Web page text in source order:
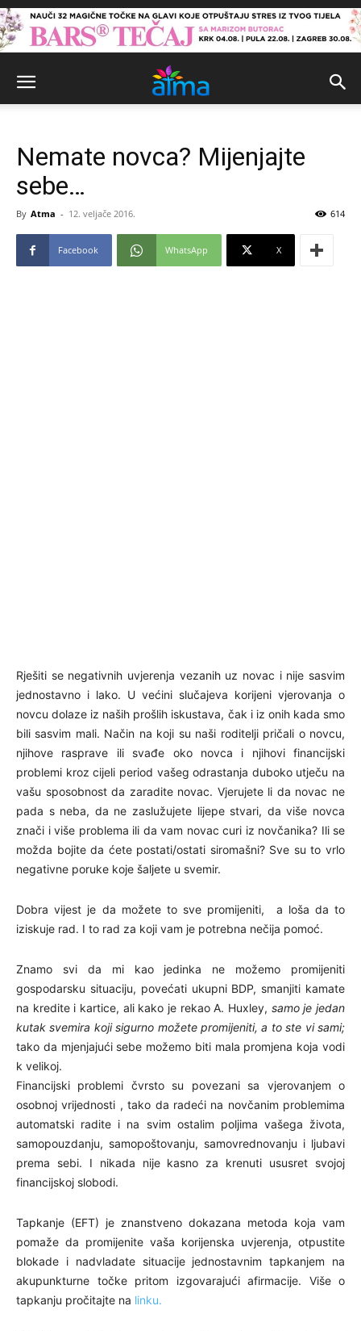
Nemate novca? Mijenjajte
sebe…
By Atma - 12. veljače 2016. 614
Facebook WhatsApp X
Rješiti se negativnih uvjerenja vezanih uz novac i nije sasvim
jednostavno i lako. U većini slučajeva korijeni vjerovanja o
novcu dolaze iz naših prošlih iskustava, čak i iz onih kada smo
bili sasvim mali. Način na koji su naši roditelji pričali o novcu,
njihove rasprave ili svađe oko novca i njihovi financijski
problemi kroz cijeli period vašeg odrastanja duboko utječu na
vašu sposobnost da zaradite novac. Vjerujete li da novac ne
pada s neba, da ne zaslužujete lijepe stvari, da više novca
znači i više problema ili da vam novac curi iz novčanika? Ili se
možda bojite da ćete postati/ostati siromašni? Sve su to vrlo
negativne poruke koje šaljete u svemir.
Dobra vijest je da možete to sve promijeniti, a loša da to
iziskuje rad. I to rad za koji vam je potrebna nečija pomoć.
Znamo svi da mi kao jedinka ne možemo promijeniti
gospodarsku situaciju, povećati ukupni BDP, smanjiti kamate
na kredite i kartice, ali kako je rekao A. Huxley, samo je jedan
kutak svemira koji sigurno možete promijeniti, a to ste vi sami;
tako da mjenjajući sebe možemo biti mala promjena koja vodi
k velikoj.
Financijski problemi čvrsto su povezani sa vjerovanjem o
osobnoj vrijednosti , tako da radeći na novčanim problemima
automatski radite i na svim ostalim poljima vašega života,
samopouzdanju, samopoštovanju, samovrednovanju i ljubavi
prema sebi. I nikada nije kasno za krenuti ususret svojoj
financijskoj slobodi.
Tapkanje (EFT) je znanstveno dokazana metoda koja vam
pomaže da promijenite vaša korijenska uvjerenja, otpustite
blokade i nadvladate situacije jednostavnim tapkanjem na
akupunkturne točke pritom izgovarajući afirmacije. Više o
tapkanju pročitajte na linku.